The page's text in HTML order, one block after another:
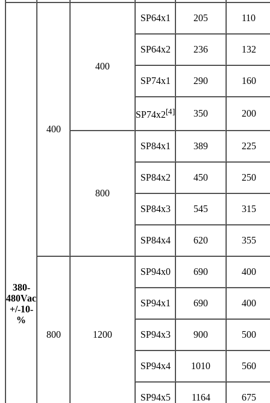
380-
480Vac
+/-10-
%
400
400
SP64x1 205 110
SP64x2 236 132
SP74x1 290 160
SP74x2[4] 350 200
800
SP84x1 389 225
SP84x2 450 250
SP84x3 545 315
SP84x4 620 355
800 1200
SP94x0 690 400
SP94x1 690 400
SP94x3 900 500
SP94x4 1010 560
SP94x5 1164 675